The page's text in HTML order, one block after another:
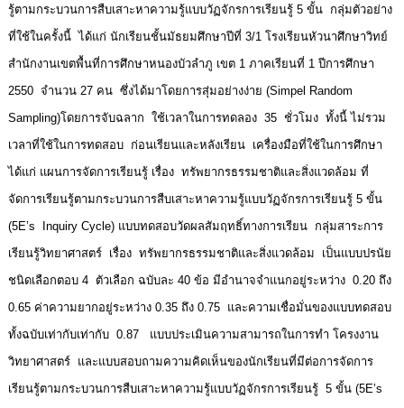
รู้ตามกระบวนการสืบเสาะหาความรู้แบบวัฏจักรการเรียนรู้ 5 ขั้น กลุ่มตัวอย่าง
ที่ใช้ในครั้งนี้ ได้แก่ นักเรียนชั้นมัธยมศึกษาปีที่ 3/1 โรงเรียนหัวนาศึกษาวิทย์
สำนักงานเขตพื้นที่การศึกษาหนองบัวลำภู เขต 1 ภาคเรียนที่ 1 ปีการศึกษา
2550 จำนวน 27 คน ซึ่งได้มาโดยการสุ่มอย่างง่าย (Simpel Random
Sampling)โดยการจับฉลาก ใช้เวลาในการทดลอง 35 ชั่วโมง ทั้งนี้ ไม่รวม
เวลาที่ใช้ในการทดสอบ ก่อนเรียนและหลังเรียน เครื่องมือที่ใช้ในการศึกษา
ได้แก่ แผนการจัดการเรียนรู้ เรื่อง ทรัพยากรธรรมชาติและสิ่งแวดล้อม ที่
จัดการเรียนรู้ตามกระบวนการสืบเสาะหาความรู้แบบวัฏจักรการเรียนรู้ 5 ขั้น
(5E’s Inquiry Cycle) แบบทดสอบวัดผลสัมฤทธิ์ทางการเรียน กลุ่มสาระการ
เรียนรู้วิทยาศาสตร์ เรื่อง ทรัพยากรธรรมชาติและสิ่งแวดล้อม เป็นแบบปรนัย
ชนิดเลือกตอบ 4 ตัวเลือก ฉบับละ 40 ข้อ มีอำนาจจำแนกอยู่ระหว่าง 0.20 ถึง
0.65 ค่าความยากอยู่ระหว่าง 0.35 ถึง 0.75 และความเชื่อมั่นของแบบทดสอบ
ทั้งฉบับเท่ากับเท่ากับ 0.87 แบบประเมินความสามารถในการทำ โครงงาน
วิทยาศาสตร์ และแบบสอบถามความคิดเห็นของนักเรียนที่มีต่อการจัดการ
เรียนรู้ตามกระบวนการสืบเสาะหาความรู้แบบวัฏจักรการเรียนรู้ 5 ขั้น (5E’s